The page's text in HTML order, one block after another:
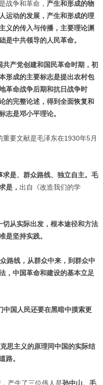
战争和革命， 产生和形成的物
运动的发展，产生和形成的理
义的传入与传播，主要理论渊
是中共领导的人民革命。
产党创建和国民革命时期，初
形成的主要标志是提出农村包
革命战争后期和抗日战争时
的完整论述，得到全面恢复和
志是邓小平理论。
要文献是毛泽东在1930年5月
是、群众路线、独立自主。毛
是， 出自《改造我们的学
从实际出发，根本途径和方法
是坚持实践。
路线，从群众中来，到群众中
，中国革命和建设的基本立足
中国人民还要在黑暗中摸索更
思主义的原理同中国的实际结
路。
产生了三位伟人是孙中山、毛